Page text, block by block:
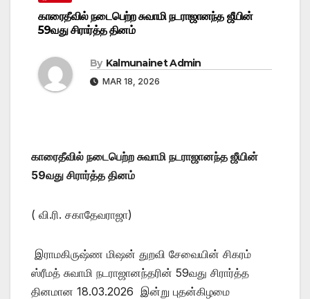
காரைதீவில் நடைபெற்ற சுவாமி நடராஜானந்த ஜீயின்
59வது சிரார்த்த தினம்
By Kalmunainet Admin
MAR 18, 2026
காரைதீவில் நடைபெற்ற சுவாமி நடராஜானந்த ஜீயின்
59வது சிரார்த்த தினம்
( வி.ரி. சகாதேவராஜா)
இராமகிருஷ்ண மிஷன் துறவி சேவையின் சிகரம்
ஸ்ரீமத் சுவாமி நடராஜானந்தரின் 59வது சிரார்த்த
தினமான 18.03.2026 இன்று புதன்கிழமை